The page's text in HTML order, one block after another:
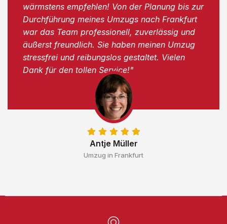
Antje Müller
Umzug in Frankfurt
wärmstens empfehlen! Von der Planung bis zur
Durchführung meines Umzugs nach Frankfurt
war das Team professionell, zuverlässig und
äußerst freundlich. Sie haben meinen Umzug
stressfrei und reibungslos gestaltet. Vielen
Dank für den tollen Service!"